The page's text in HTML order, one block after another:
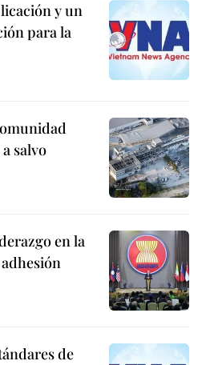
y un
para la
salvo
en la
adhesión
de